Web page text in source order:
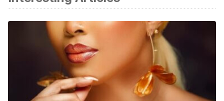
frustración y las adicciones.Liberadictus. Recuperado de:
http://liberaddictus. org/Pdf/0202-17. pdf. En internet:
http://liberaddictus.org/Pdf/0202-17.pdf
Viaplana-Moré, G. (2015).
Aprender a tolerar la frustración
en el segundo ciclo de Educación Infantil(Bachelor’s
thesis). En internet:
https://reunir.unir.net/handle/123456789/2844